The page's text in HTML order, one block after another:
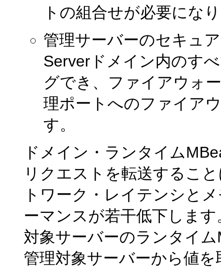
トの組合せが必要にな
管理サーバーのセキュ
Serverドメイン内のす
グでき、ファイアウォ
理ポートへのファイア
す。
ドメイン・ランタイム
リクエストを転送するこ
トワーク・レイテンシと
ーマンスが若干低下しま
対象サーバーのランタイ
管理対象サーバーから値